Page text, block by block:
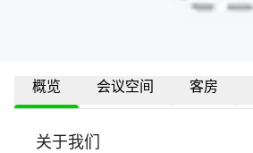
概览 会议空间 客房
关于我们